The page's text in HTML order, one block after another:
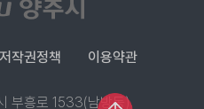
저작권정책 이용약관
부흥로 1533(남방동)